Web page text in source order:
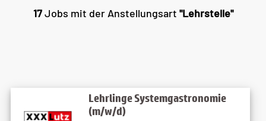
17Jobs mit der Anstellungsart "Lehrstelle"
Lehrlinge Systemgastronomie
(m/w/d)